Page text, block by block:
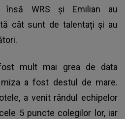
însă WRS și Emilian au
cât sunt de talentați și au
mult mai grea de data
a fost destul de mare.
a venit rândul echipelor
5 puncte colegilor lor, iar